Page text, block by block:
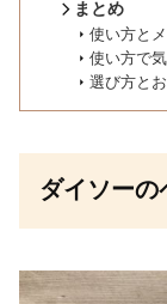
まとめ
使い方と
使い方で
選び方と
ダイソーの